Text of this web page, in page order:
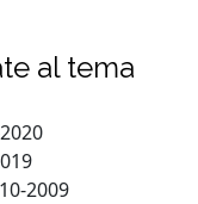
al tema
2009